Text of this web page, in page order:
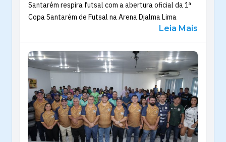
Santarém respira futsal com a abertura oficial da 1ª
Copa Santarém de Futsal na Arena Djalma Lima
Leia Mais